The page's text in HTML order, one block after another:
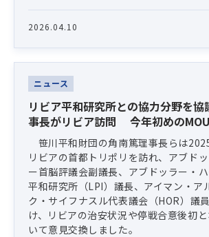
2026.04.10
ニュース
リビア平和研究所との協力分野を
事長がリビア訪問 今年初めの
笹川平和財団の角南篤理事長らは
リビアの首都トリポリを訪れ、アブド
ー首脳評議会副議長、アブドッラー・
平和研究所（LPI）議長、アイマン・ア
ク・サイフナスル代表議会（HOR）議
け、リビアの治安状況や停戦合意後初
いて意見交換しました。